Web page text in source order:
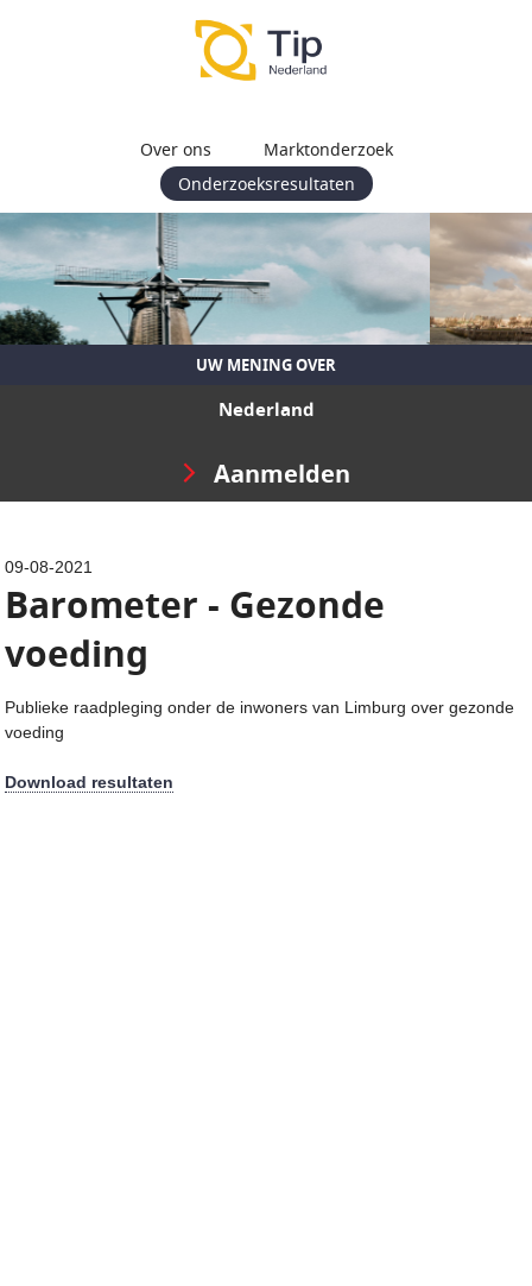
Over ons
Marktonderzoek
Onderzoeksresultaten
UW MENING OVER
Nederland
Aanmelden
09-08-2021
Barometer - Gezonde
voeding
Publieke raadpleging onder de inwoners van Limburg over gezonde
voeding
Download resultaten